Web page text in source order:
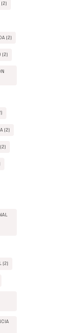
(2)
(2)
(2)
(2)
(2)